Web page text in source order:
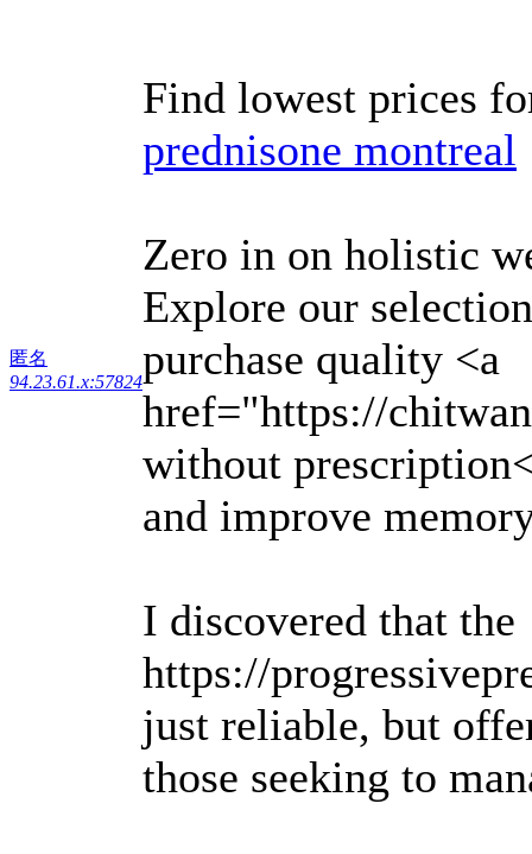
匿名
94.23.61.x:57824
Find lowest prices
prednisone montreal
Zero in on holistic
Explore our
purchase quality <a
href="https://
without
and improve
I discovered that the
https://
just reliable, but
those seeking to